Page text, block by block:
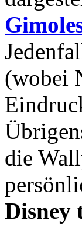
(wobei
die
Disney